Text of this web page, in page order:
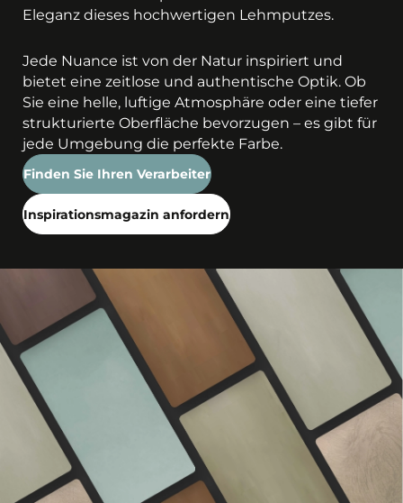
Eleganz dieses hochwertigen Lehmputzes.
Jede Nuance ist von der Natur inspiriert und
bietet eine zeitlose und authentische Optik. Ob
Sie eine helle, luftige Atmosphäre oder eine tiefer
strukturierte Oberfläche bevorzugen – es gibt für
jede Umgebung die perfekte Farbe.
Finden Sie Ihren Verarbeiter
Inspirationsmagazin anfordern